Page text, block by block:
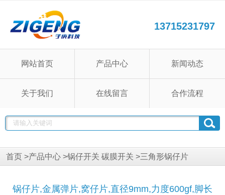
13715231797
网站首页 产品中心 新闻动态
关于我们 在线留言 合作流程
首页 >产品中心 >锅仔开关 碳膜开关 >三角形锅仔片
锅仔片,金属弹片,窝仔片,直径9mm,力度600gf,脚长